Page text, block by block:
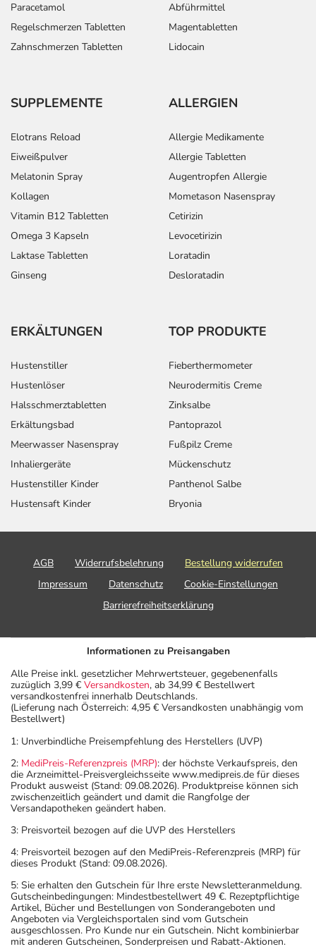
Paracetamol
Regelschmerzen Tabletten
Zahnschmerzen Tabletten
Abführmittel
Magentabletten
Lidocain
SUPPLEMENTE
Elotrans Reload
Eiweißpulver
Melatonin Spray
Kollagen
Vitamin B12 Tabletten
Omega 3 Kapseln
Laktase Tabletten
Ginseng
ALLERGIEN
Allergie Medikamente
Allergie Tabletten
Augentropfen Allergie
Mometason Nasenspray
Cetirizin
Levocetirizin
Loratadin
Desloratadin
ERKÄLTUNGEN
Hustenstiller
Hustenlöser
Halsschmerztabletten
Erkältungsbad
Meerwasser Nasenspray
Inhaliergeräte
Hustenstiller Kinder
Hustensaft Kinder
TOP PRODUKTE
Fieberthermometer
Neurodermitis Creme
Zinksalbe
Pantoprazol
Fußpilz Creme
Mückenschutz
Panthenol Salbe
Bryonia
AGB Widerrufsbelehrung
Bestellung widerrufen
Impressum
Datenschutz
Cookie-Einstellungen
Barrierefreiheitserklärung
Informationen zu Preisangaben
Alle Preise inkl. gesetzlicher Mehrwertsteuer, gegebenenfalls
zuzüglich 3,99 € Versandkosten, ab 34,99 € Bestellwert
versandkostenfrei innerhalb Deutschlands.
(Lieferung nach Österreich: 4,95 € Versandkosten unabhängig vom
Bestellwert)
1: Unverbindliche Preisempfehlung des Herstellers (UVP)
2: MediPreis-Referenzpreis (MRP): der höchste Verkaufspreis, den
die Arzneimittel-Preisvergleichsseite www.medipreis.de für dieses
Produkt ausweist (Stand: 09.08.2026). Produktpreise können sich
zwischenzeitlich geändert und damit die Rangfolge der
Versandapotheken geändert haben.
3: Preisvorteil bezogen auf die UVP des Herstellers
4: Preisvorteil bezogen auf den MediPreis-Referenzpreis (MRP) für
dieses Produkt (Stand: 09.08.2026).
5: Sie erhalten den Gutschein für Ihre erste Newsletteranmeldung.
Gutscheinbedingungen: Mindestbestellwert 49 €. Rezeptpflichtige
Artikel, Bücher und Bestellungen von Sonderangeboten und
Angeboten via Vergleichsportalen sind vom Gutschein
ausgeschlossen. Pro Kunde nur ein Gutschein. Nicht kombinierbar
mit anderen Gutscheinen, Sonderpreisen und Rabatt-Aktionen.